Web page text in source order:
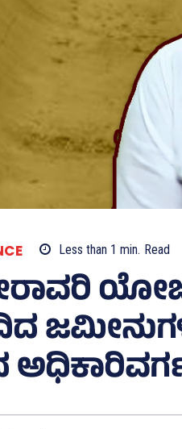
Less than 1 min. Read